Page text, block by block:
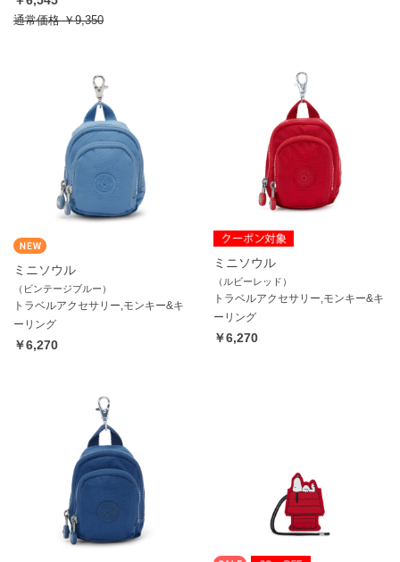
通常価格￥9,350
ミニソウル
（ビンテージブルー）
トラベルアクセサリー,モンキー&キ
ーリング
￥6,270
ミニソウル
（ルビーレッド）
トラベルアクセサリー,モンキー&キ
ーリング
￥6,270